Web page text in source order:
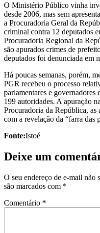
O Ministério Público vinha
desde 2006, mas sem
a Procuradoria Geral da
criminal contra 12 deputados
Procuradoria Regional da
são apurados crimes de
deputados foi denunciada em
Há poucas semanas, porém,
PGR recebeu o processo
parlamentares e
199 autoridades. A apuração
Procuradoria da República, as
com a revelação da “farra das
Fonte:Istoé
Deixe um
O seu endereço de e-mail não
são marcados com *
Comentário *